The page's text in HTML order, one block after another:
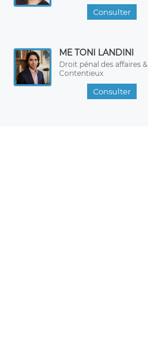
Consulter
ME TONI LANDINI
Droit pénal des affaires &
Contentieux
Consulter